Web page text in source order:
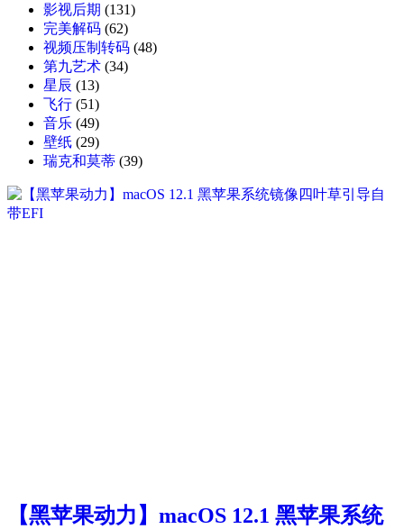
影视后期 (131)
完美解码 (62)
视频压制转码 (48)
第九艺术 (34)
星辰 (13)
飞行 (51)
音乐 (49)
壁纸 (29)
瑞克和莫蒂 (39)
【黑苹果动力】macOS 12.1 黑苹果系统